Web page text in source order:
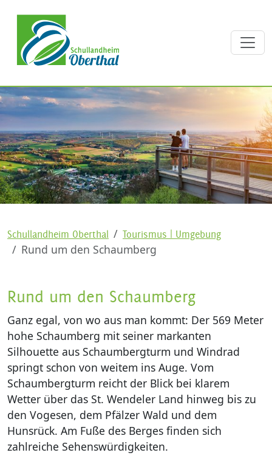
Schullandheim Oberthal Tourismus | Umgebung
Rund um den Schaumberg
Rund um den Schaumberg
Ganz egal, von wo aus man kommt: Der 569 Meter
hohe Schaumberg mit seiner markanten
Silhouette aus Schaumbergturm und Windrad
springt schon von weitem ins Auge. Vom
Schaumbergturm reicht der Blick bei klarem
Wetter über das St. Wendeler Land hinweg bis zu
den Vogesen, dem Pfälzer Wald und dem
Hunsrück. Am Fuße des Berges finden sich
zahlreiche Sehenswürdigkeiten.